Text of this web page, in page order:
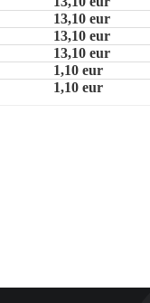
13,10 eur
13,10 eur
13,10 eur
1,10 eur
1,10 eur